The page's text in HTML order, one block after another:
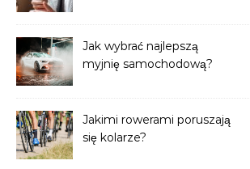
Jak wybrać najlepszą
myjnię samochodową?
Jakimi rowerami poruszają
się kolarze?